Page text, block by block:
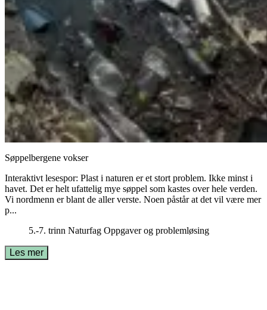
Søppelbergene vokser
Interaktivt lesespor: Plast i naturen er et stort problem. Ikke minst i
havet. Det er helt ufattelig mye søppel som kastes over hele verden.
Vi nordmenn er blant de aller verste. Noen påstår at det vil være mer
p...
5.-7. trinn Naturfag Oppgaver og problemløsing
Les mer